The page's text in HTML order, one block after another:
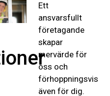
Ett
ansvarsfullt
företagande
skapar
mervärde för
oss och
förhoppningsvis
även för dig.